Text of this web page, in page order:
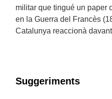
militar que tingué un paper
en la Guerra del Francès
Catalunya reaccionà
Suggeriments